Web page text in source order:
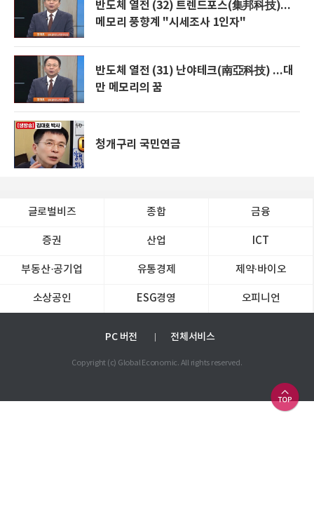
반도체 열전 (32) 트렌드포스(集邦科技)...
메모리 풍향계 "시세조사 1인자"
반도체 열전 (31) 난야테크(南亞科技) ...대
만 메모리의 꿈
청개구리 국민연금
글로벌비즈 종합 금융
증권 산업 ICT
부동산·공기업 유통경제 제약∙바이오
소상공인 ESG경영 오피니언
PC 버전 전체서비스
Copyright (c) Global Economic. All rights reserved.